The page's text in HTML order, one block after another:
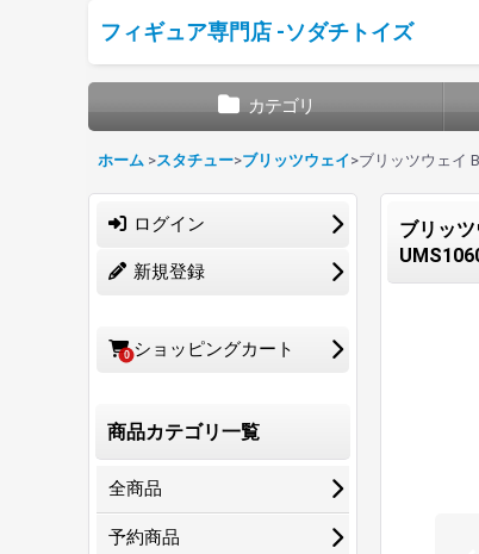
フィギュア専門店 -ソダチトイズ
カテゴリ
ホーム >スタチュー>ブリッツウェイ>ブリッツウェイ
ログイン
新規登録
0 ショッピングカート
商品カテゴリ一覧
全商品
予約商品
ブリッ